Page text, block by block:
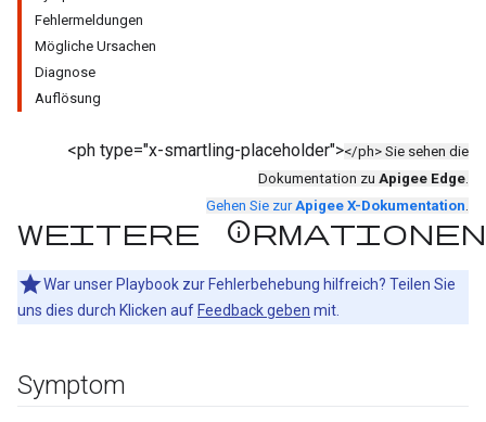
Fehlermeldungen
Mögliche Ursachen
Diagnose
Auflösung
<ph type="x-smartling-placeholder"></ph> Sie sehen die
Dokumentation zu Apigee Edge.
Gehen Sie zurApigee X-Dokumentation.
Weitere Informationen
War unser Playbook zur Fehlerbehebung hilfreich? Teilen Sie
uns dies durch Klicken auf Feedback geben mit.
Symptom